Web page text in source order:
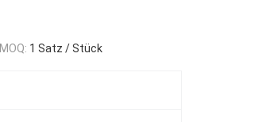
MOQ: 1 Satz / Stück